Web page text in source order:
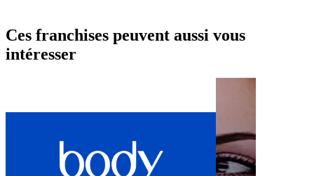
Ces franchises peuvent aussi vous
intéresser